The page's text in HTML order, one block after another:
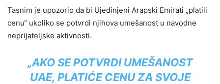
Tasnim je upozorio da bi Ujedinjeni Arapski Emirati „platili
cenu“ ukoliko se potvrdi njihova umešanost u navodne
neprijateljske aktivnosti.
„AKO SE POTVRDI UMEŠANOST
UAE, PLATIĆE CENU ZA SVOJE